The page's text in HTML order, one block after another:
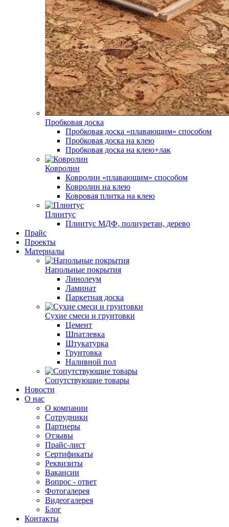
Пробковая доска
Пробковая доска «плавающим» способом
Пробковая доска на клею
Пробковая доска на клею+лак
Ковролин
Ковролин «плавающим» способом
Ковролин на клею
Ковровая плитка на клею
Плинтус
Плинтус МДФ, полиуретан, дерево
Прайс
Проекты
Материалы
Напольные покрытия
Линолеум
Ламинат
Паркетная доска
Сухие смеси и грунтовки
Цемент
Шпатлевка
Штукатурка
Грунтовка
Наливной пол
Сопутствующие товары
Новости
О нас
О компании
Сотрудники
Партнеры
Отзывы
Прайс-лист
Сертификаты
Реквизиты
Вакансии
Вопрос - ответ
Фотогалерея
Видеогалерея
Блог
Контакты